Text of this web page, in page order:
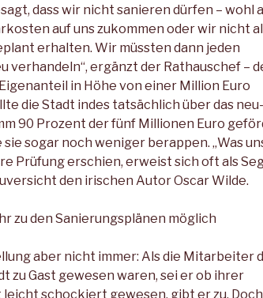
dass wir nicht sanieren dürfen – wohl
auf uns zukommen oder wir nicht
erhalten. Wir müssten dann jeden
verhandeln“, ergänzt der Rathauschef –
in Höhe von einer Million Euro
die Stadt indes tatsächlich über das neu-
90 Prozent der fünf Millionen Euro
sogar noch weniger berappen. „Was
Prüfung erschien, erweist sich oft als
den irischen Autor Oscar Wilde.
zu den Sanierungsplänen möglich
aber nicht immer: Als die Mitarbeiter
zu Gast gewesen waren, sei er ob ihrer
leicht schockiert gewesen, gibt er zu. Doch